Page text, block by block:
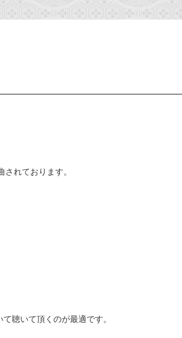
れております。
聴いて頂くのが最適です。